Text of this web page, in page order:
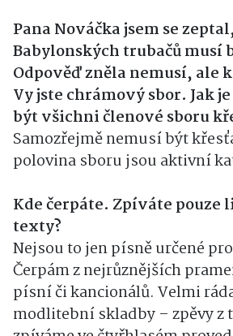
Pana Nováčka jsem se
Babylonských trubačů musí
Odpověď zněla nemusí, ale
Vy jste chrámový sbor. Jak
být všichni členové sboru
Samozřejmě nemusí být
polovina sboru jsou aktivní
Kde čerpáte. Zpíváte pouze
texty?
Nejsou to jen písně určené
Čerpám z nejrůznějších
písní či kancionálů. Velmi
modlitební skladby – zpěvy z